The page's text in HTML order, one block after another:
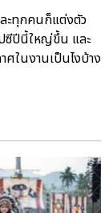
ะทุกคนก็แต่งตัว
ซีปีนี้ใหญ่ขึ้น และ
ในงานเป็นไงบ้าง